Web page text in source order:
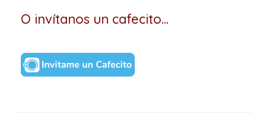
O invítanos un cafecito...